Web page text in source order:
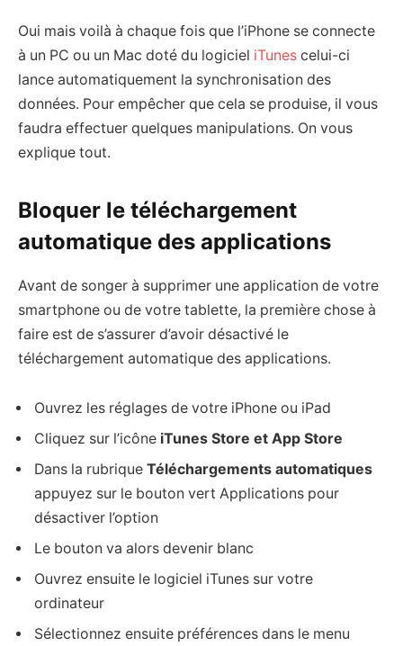
Oui mais voilà à chaque fois que l’iPhone se connecte
à un PC ou un Mac doté du logiciel iTunes celui-ci
lance automatiquement la synchronisation des
données. Pour empêcher que cela se produise, il vous
faudra effectuer quelques manipulations. On vous
explique tout.
Bloquer le téléchargement
automatique des applications
Avant de songer à supprimer une application de votre
smartphone ou de votre tablette, la première chose à
faire est de s’assurer d’avoir désactivé le
téléchargement automatique des applications.
Ouvrez les réglages de votre iPhone ou iPad
Cliquez sur l’icône iTunes Store et App Store
Dans la rubrique Téléchargements automatiques
appuyez sur le bouton vert Applications pour
désactiver l’option
Le bouton va alors devenir blanc
Ouvrez ensuite le logiciel iTunes sur votre
ordinateur
Sélectionnez ensuite préférences dans le menu